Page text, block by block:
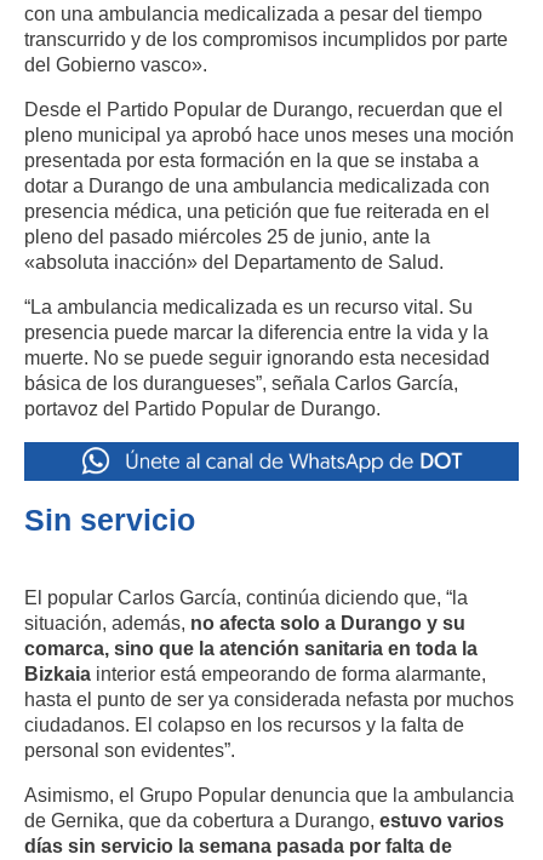
con una ambulancia medicalizada a pesar del tiempo
transcurrido y de los compromisos incumplidos por parte
del Gobierno vasco».
Desde el Partido Popular de Durango, recuerdan que el
pleno municipal ya aprobó hace unos meses una moción
presentada por esta formación en la que se instaba a
dotar a Durango de una ambulancia medicalizada con
presencia médica, una petición que fue reiterada en el
pleno del pasado miércoles 25 de junio, ante la
«absoluta inacción» del Departamento de Salud.
“La ambulancia medicalizada es un recurso vital. Su
presencia puede marcar la diferencia entre la vida y la
muerte. No se puede seguir ignorando esta necesidad
básica de los durangueses”, señala Carlos García,
portavoz del Partido Popular de Durango.
Sin servicio
El popular Carlos García, continúa diciendo que, “la
situación, además, no afecta solo a Durango y su
comarca, sino que la atención sanitaria en toda la
Bizkaia interior está empeorando de forma alarmante,
hasta el punto de ser ya considerada nefasta por muchos
ciudadanos. El colapso en los recursos y la falta de
personal son evidentes”.
Asimismo, el Grupo Popular denuncia que la ambulancia
de Gernika, que da cobertura a Durango, estuvo varios
días sin servicio la semana pasada por falta de